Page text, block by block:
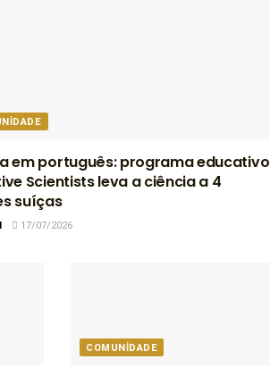
em português: programa educativo
Scientists leva a ciência a 4
suíças
17/07/2026
COMUNIDADE